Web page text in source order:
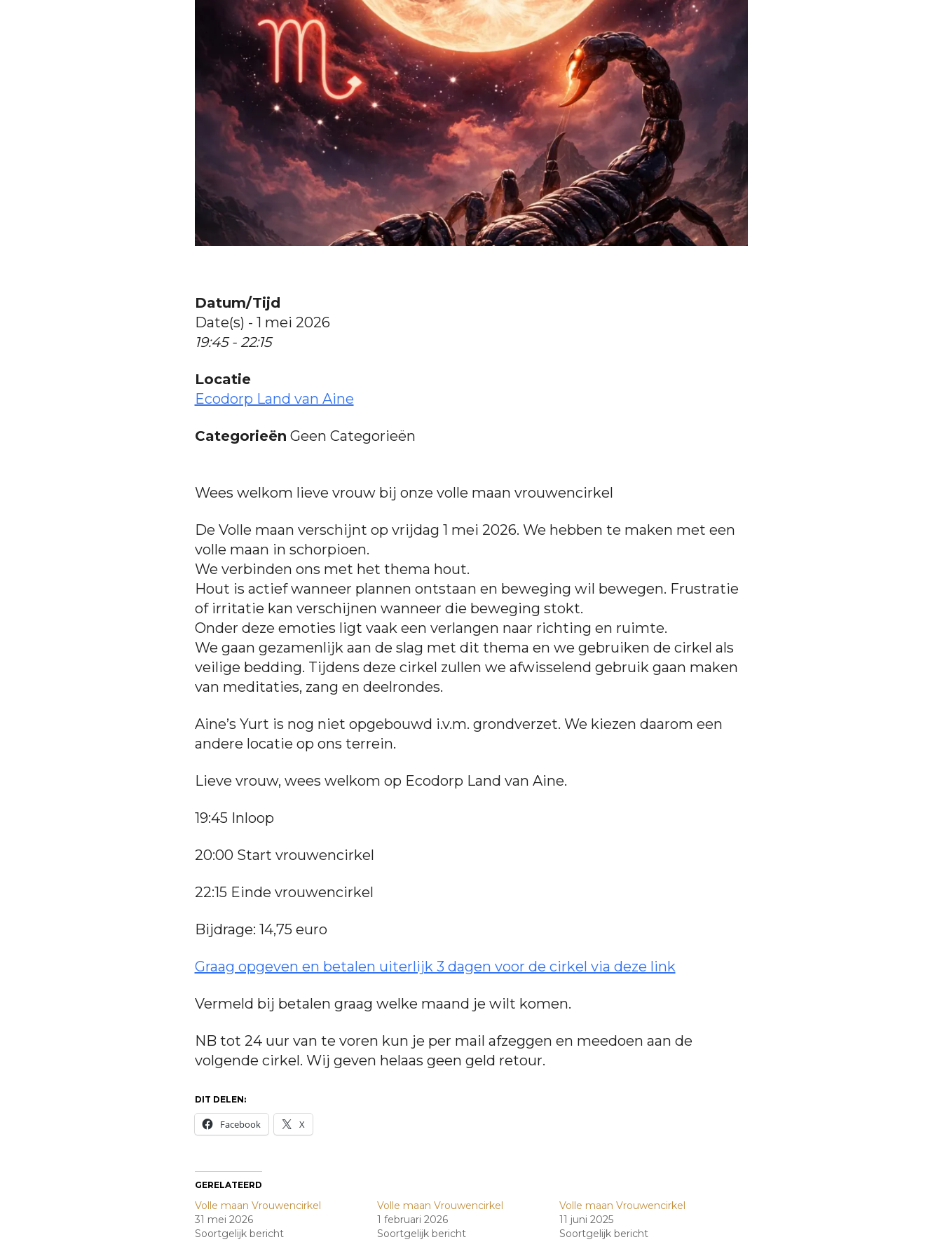
Datum/Tijd
Date(s) - 1 mei 2026
19:45 - 22:15
Locatie
Ecodorp Land van Aine
Categorieën Geen Categorieën
Wees welkom lieve vrouw bij onze volle maan vrouwencirkel
De Volle maan verschijnt op vrijdag 1 mei 2026. We hebben te maken met een
volle maan in schorpioen.
We verbinden ons met het thema hout.
Hout is actief wanneer plannen ontstaan en beweging wil bewegen. Frustratie
of irritatie kan verschijnen wanneer die beweging stokt.
Onder deze emoties ligt vaak een verlangen naar richting en ruimte.
We gaan gezamenlijk aan de slag met dit thema en we gebruiken de cirkel als
veilige bedding. Tijdens deze cirkel zullen we afwisselend gebruik gaan maken
van meditaties, zang en deelrondes.
Aine’s Yurt is nog niet opgebouwd i.v.m. grondverzet. We kiezen daarom een
andere locatie op ons terrein.
Lieve vrouw, wees welkom op Ecodorp Land van Aine.
19:45 Inloop
20:00 Start vrouwencirkel
22:15 Einde vrouwencirkel
Bijdrage: 14,75 euro
Graag opgeven en betalen uiterlijk 3 dagen voor de cirkel via deze link
Vermeld bij betalen graag welke maand je wilt komen.
NB tot 24 uur van te voren kun je per mail afzeggen en meedoen aan de
volgende cirkel. Wij geven helaas geen geld retour.
DIT DELEN:
Facebook X
GERELATEERD
Volle maan Vrouwencirkel
31 mei 2026
Soortgelijk bericht
Volle maan Vrouwencirkel
1 februari 2026
Soortgelijk bericht
Volle maan Vrouwencirkel
11 juni 2025
Soortgelijk bericht